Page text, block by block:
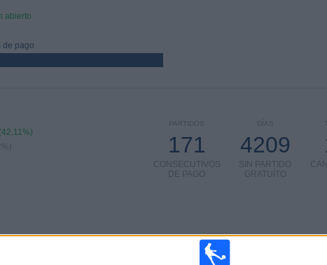
abierto
de pago
DÍAS
4209
SIN PARTIDO
GRATUÍTO
PARTIDOS
171
CONSECUTIVOS
DE PAGO
TOTAL